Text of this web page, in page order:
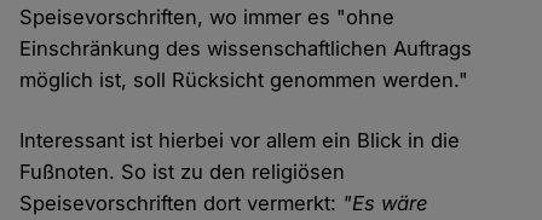
Speisevorschriften, wo immer es "ohne
Einschränkung des wissenschaftlichen Auftrags
möglich ist, soll Rücksicht genommen werden."
Interessant ist hierbei vor allem ein Blick in die
Fußnoten. So ist zu den religiösen
Speisevorschriften dort vermerkt: "Es wäre